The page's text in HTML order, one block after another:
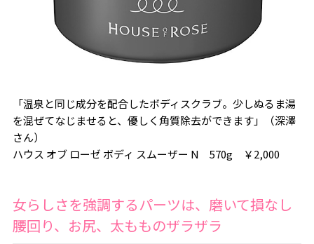
「温泉と同じ成分を配合したボディスクラブ。少しぬるま湯
を混ぜてなじませると、優しく角質除去ができます」（深澤
さん）
ハウス オブ ローゼ ボディ スムーザー N 570g ￥2,000
女らしさを強調するパーツは、磨いて損なし
腰回り、お尻、太もものザラザラ